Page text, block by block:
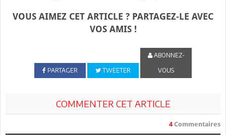
VOUS AIMEZ CET ARTICLE ? PARTAGEZ-LE AVEC
VOS AMIS !
PARTAGER TWEETER
ABONNEZ-
VOUS
COMMENTER CET ARTICLE
4 Commentaires